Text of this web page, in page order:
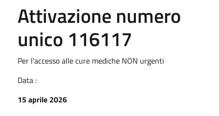
Attivazione numero
unico 116117
Per l'accesso alle cure mediche NON urgenti
Data :
15 aprile 2026